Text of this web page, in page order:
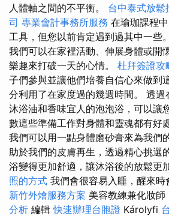
人體軸之間的不平衡。 台中泰式放鬆
司 專業會計事務所服務 在瑜珈課程
工具，但您以前肯定遇到過其中一些。
我們可以在家裡活動、伸展身體或開
樂趣來打破一天的心情。 杜拜簽證攻
子們參與並讓他們培養自信心來做到
分利用了在家度過的幾週時間。 透過
沐浴油和香味宜人的泡泡浴，可以讓
數這些準備工作對身體和靈魂都有好
我們可以用一點身體磨砂膏來為我們
助於我們的皮膚再生，透過精心挑選
浴變得更加舒適，讓沐浴後的放鬆更
照的方式 我們會很容易入睡，醒來時
新竹外燴服務方案 美容教練兼化妝師
分析 編輯快速辦理台胞證 Károlyfi